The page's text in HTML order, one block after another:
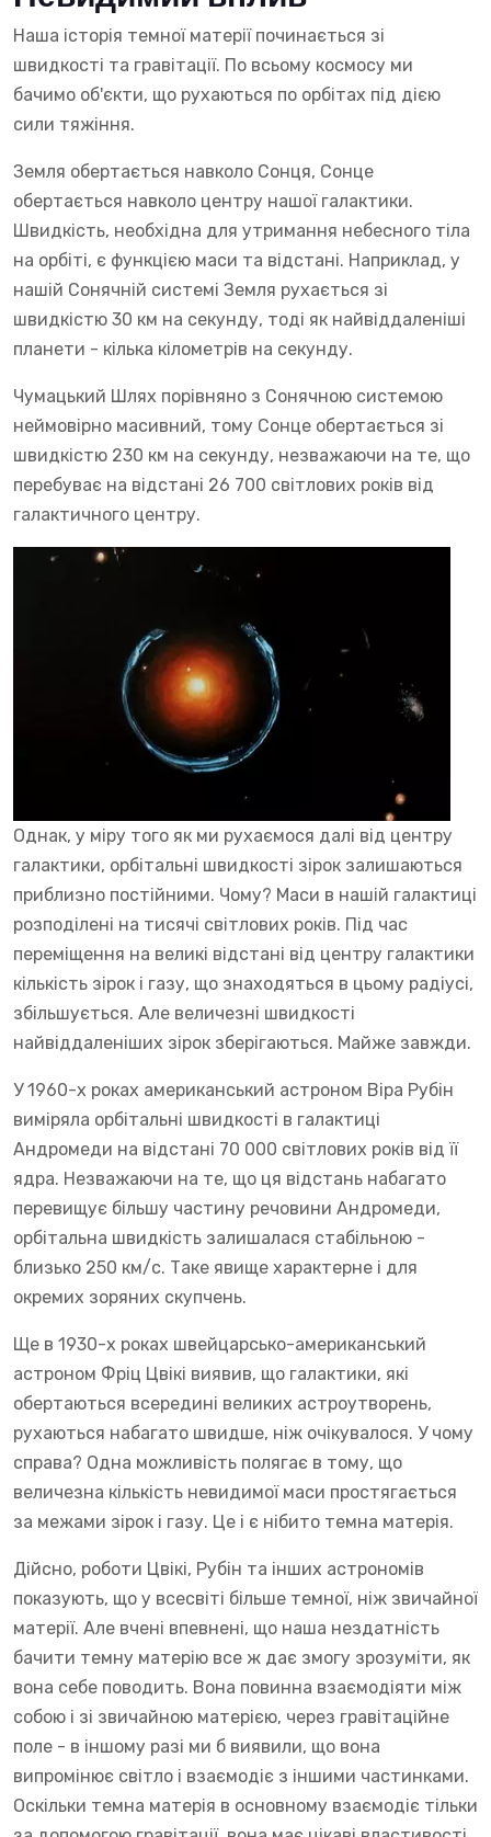
Наша історія темної матерії починається зі
швидкості та гравітації. По всьому космосу ми
бачимо об'єкти, що рухаються по орбітах під дією
сили тяжіння.
Земля обертається навколо Сонця, Сонце
обертається навколо центру нашої галактики.
Швидкість, необхідна для утримання небесного тіла
на орбіті, є функцією маси та відстані. Наприклад, у
нашій Сонячній системі Земля рухається зі
швидкістю 30 км на секунду, тоді як найвіддаленіші
планети - кілька кілометрів на секунду.
Чумацький Шлях порівняно з Сонячною системою
неймовірно масивний, тому Сонце обертається зі
швидкістю 230 км на секунду, незважаючи на те, що
перебуває на відстані 26 700 світлових років від
галактичного центру.
Однак, у міру того як ми рухаємося далі від центру
галактики, орбітальні швидкості зірок залишаються
приблизно постійними. Чому? Маси в нашій галактиці
розподілені на тисячі світлових років. Під час
переміщення на великі відстані від центру галактики
кількість зірок і газу, що знаходяться в цьому радіусі,
збільшується. Але величезні швидкості
найвіддаленіших зірок зберігаються. Майже завжди.
У 1960-х роках американський астроном Віра Рубін
виміряла орбітальні швидкості в галактиці
Андромеди на відстані 70 000 світлових років від її
ядра. Незважаючи на те, що ця відстань набагато
перевищує більшу частину речовини Андромеди,
орбітальна швидкість залишалася стабільною -
близько 250 км/с. Таке явище характерне і для
окремих зоряних скупчень.
Ще в 1930-х роках швейцарсько-американський
астроном Фріц Цвікі виявив, що галактики, які
обертаються всередині великих астроутворень,
рухаються набагато швидше, ніж очікувалося. У чому
справа? Одна можливість полягає в тому, що
величезна кількість невидимої маси простягається
за межами зірок і газу. Це і є нібито темна матерія.
Дійсно, роботи Цвікі, Рубін та інших астрономів
показують, що у всесвіті більше темної, ніж звичайної
матерії. Але вчені впевнені, що наша нездатність
бачити темну матерію все ж дає змогу зрозуміти, як
вона себе поводить. Вона повинна взаємодіяти між
собою і зі звичайною матерією, через гравітаційне
поле - в іншому разі ми б виявили, що вона
випромінює світло і взаємодіє з іншими частинками.
Оскільки темна матерія в основному взаємодіє тільки